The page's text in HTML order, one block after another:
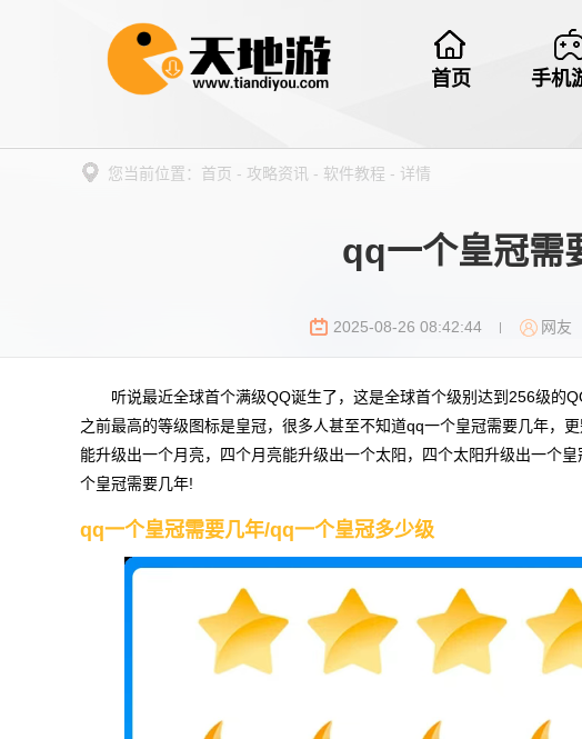
首页 手机
您当前位置： 首页 - 攻略资讯 - 软件教程 - 详情
qq一个皇冠需
2025-08-26 08:42:44 | 网友
听说最近全球首个满级QQ诞生了，这是全球首个级别达到256级的
之前最高的等级图标是皇冠，很多人甚至不知道qq一个皇冠需要几年，
能升级出一个月亮，四个月亮能升级出一个太阳，四个太阳升级出一个
个皇冠需要几年!
qq一个皇冠需要几年/qq一个皇冠多少级